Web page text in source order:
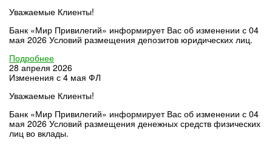
Уважаемые Клиенты!
Банк «Мир Привилегий» информирует Вас об изменении с 04
мая 2026 Условий размещения депозитов юридических лиц.
Подробнее
28 апреля 2026
Изменения с 4 мая ФЛ
Уважаемые Клиенты!
Банк «Мир Привилегий» информирует Вас об изменении с 04
мая 2026 Условий размещения денежных средств физических
лиц во вклады.